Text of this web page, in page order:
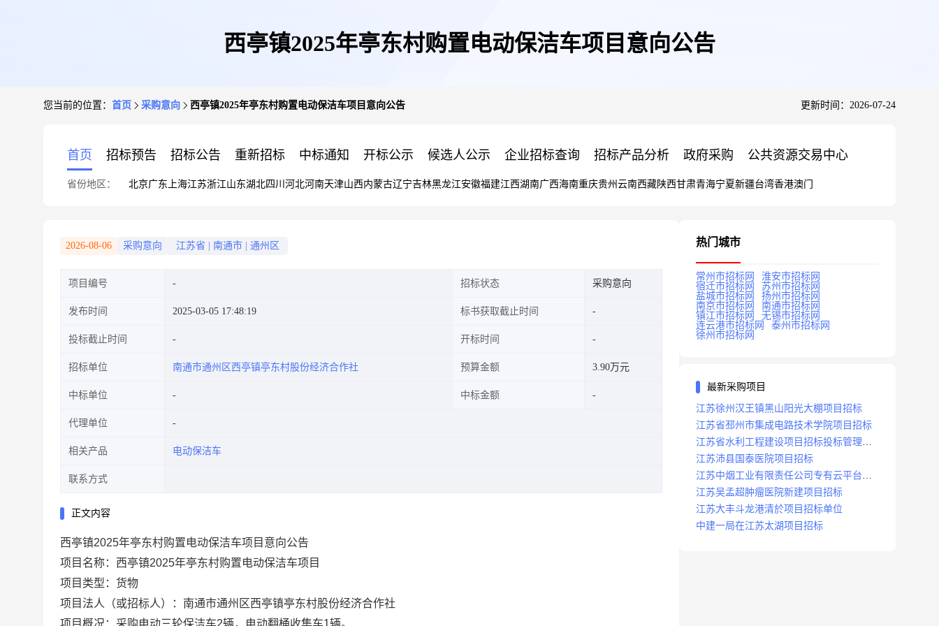
西亭镇2025年亭东村购置电动保洁车项目意向公告
您当前的位置： 首页 采购意向 西亭镇2025年亭东村购置电动保洁车项目意向公告 更新时间：2026-07-24
首页 招标预告 招标公告 重新招标 中标通知 开标公示 候选人公示 企业招标查询 招标产品分析 政府采购 公共资源交易中心
省份地区： 北京广东 上海江苏浙江山东湖北四川 河北河南天津山西内蒙古辽宁吉林黑龙江安徽福建江西湖南广西海南重庆贵州 云南西藏陕西甘肃青海宁夏新疆台湾香港澳门
2026-08-06 采购意向 江苏省 南通市 通州区
项目编号 招标状态 采购意向
发布时间 2025-03-05 17:48:19 标书获取截止时间
投标截止时间 开标时间
招标单位 南通市通州区西亭镇亭东村股份经济合作社 预算金额 3.90万元
中标单位 中标金额
代理单位
相关产品 电动保洁车
联系方式
正文内容
西亭镇2025年亭东村购置电动保洁车项目意向公告
项目名称： 西亭镇2025年亭东村购置电动保洁车项目
项目类型：货物
项目法人（或招标人）： 南通市通州区西亭镇亭东村股份经济合作社
项目概况： 采购电动三轮保洁车2辆，电动翻桶收集车1辆。
热门城市
常州市招标网
淮安市招标网
宿迁市招标网
苏州市招标网
盐城市招标网
扬州市招标网
南京市招标网
南通市招标网
镇江市招标网
无锡市招标网
连云港市招标网
泰州市招标网
徐州市招标网
最新采购项目
江苏徐州汉王镇黑山阳光大棚项目招标
江苏省邳州市集成电路技术学院项目招标
江苏省水利工程建设项目招标投标管理办
法
江苏沛县国泰医院项目招标
江苏中烟工业有限责任公司专有云平台扩
容项目招标
江苏吴孟超肿瘤医院新建项目招标
江苏大丰斗龙港清於项目招标单位
中建一局在江苏太湖项目招标